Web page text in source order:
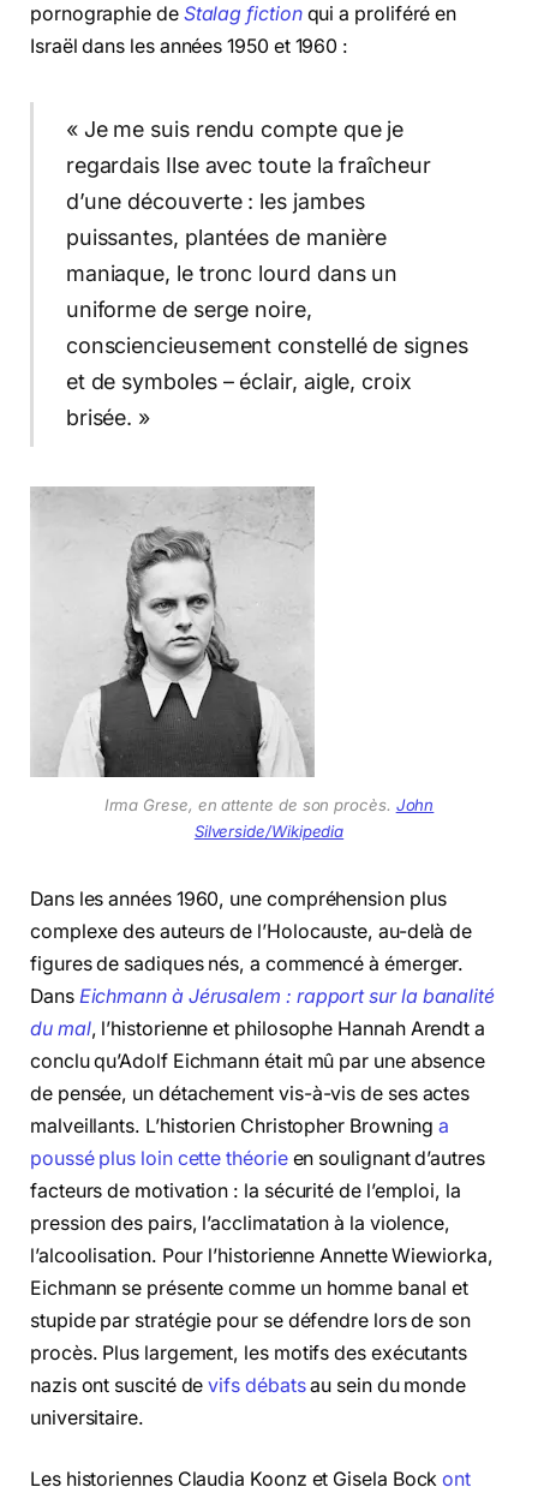
pornographie de Stalag fictionqui a proliféré en
Israël dans les années 1950 et 1960 :
« Je me suis rendu compte que je
regardais Ilse avec toute la fraîcheur
d’une découverte : les jambes
puissantes, plantées de manière
maniaque, le tronc lourd dans un
uniforme de serge noire,
consciencieusement constellé de signes
et de symboles – éclair, aigle, croix
brisée. »
Irma Grese, en attente de son procès. John
Silverside/Wikipedia
Dans les années 1960, une compréhension plus
complexe des auteurs de l’Holocauste, au-delà de
figures de sadiques nés, a commencé à émerger.
Dans Eichmann à Jérusalem : rapport sur la banalité
du mal, l’historienne et philosophe Hannah Arendt a
conclu qu’Adolf Eichmann était mû par une absence
de pensée, un détachement vis-à-vis de ses actes
malveillants. L’historien Christopher Browninga
poussé plus loin cette théorieen soulignant d’autres
facteurs de motivation : la sécurité de l’emploi, la
pression des pairs, l’acclimatation à la violence,
l’alcoolisation. Pour l’historienne Annette Wiewiorka,
Eichmann se présente comme un homme banal et
stupide par stratégie pour se défendre lors de son
procès. Plus largement, les motifs des exécutants
nazis ont suscité devifs débatsau sein du monde
universitaire.
Les historiennes Claudia Koonz et Gisela Bockont